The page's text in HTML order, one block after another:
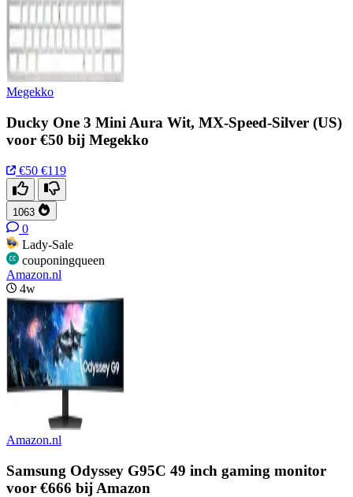
Megekko
Ducky One 3 Mini Aura Wit, MX-Speed-Silver (US)
voor €50 bij Megekko
€50 €119
1063
0
Lady-Sale
couponingqueen
Amazon.nl
4w
Amazon.nl
Samsung Odyssey G95C 49 inch gaming monitor
voor €666 bij Amazon